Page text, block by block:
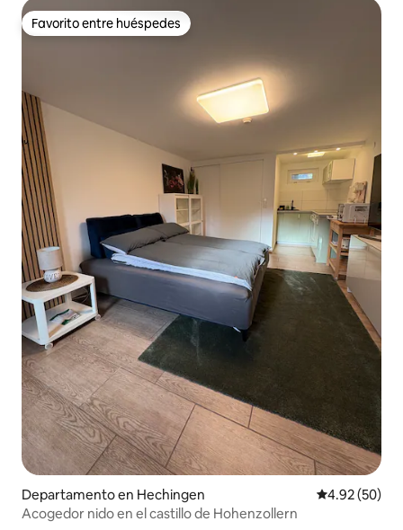
Favorito entre huéspedes
Favorito entre huéspedes
Departamento en Hechingen Calificación
4.92 (50)
Acogedor nido en el castillo de Hohenzollern